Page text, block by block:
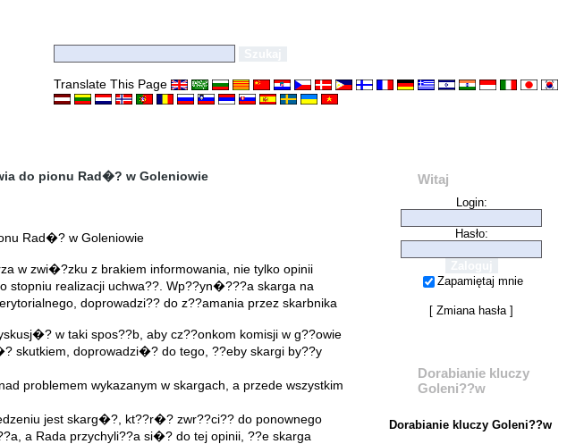
Translate This Page
do pionu Rad�? w Goleniowie
Rad�? w Goleniowie
w zwi�?zku z brakiem informowania, nie tylko opinii
stopniu realizacji uchwa??. Wp??yn�???a skarga na
doprowadzi?? do z??amania przez skarbnika
w taki spos??b, aby cz??onkom komisji w g??owie
skutkiem, doprowadzi�? do tego, ??eby skargi by??y
problemem wykazanym w skargach, a przede wszystkim
jest skarg�?, kt??r�? zwr??ci?? do ponownego
a Rada przychyli??a si�? do tej opinii, ??e skarga
Witaj
Login:
Hasło:
Zapamiętaj mnie
[ Zmiana hasła]
Dorabianie kluczy
Goleni??w
Dorabianie kluczy Goleni??w